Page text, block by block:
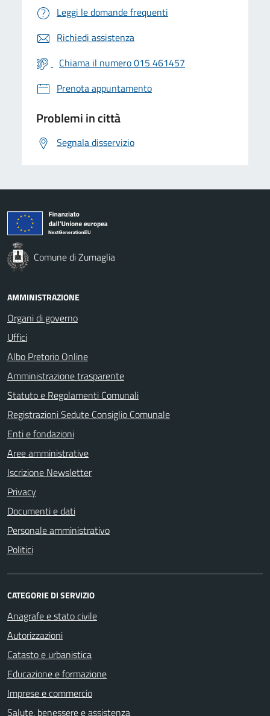
Leggi le domande frequenti
Richiedi assistenza
Chiama il numero 015 461457
Prenota appuntamento
Problemi in città
Segnala disservizio
Comune di Zumaglia
AMMINISTRAZIONE
Organi di governo
Uffici
Albo Pretorio Online
Amministrazione trasparente
Statuto e Regolamenti Comunali
Registrazioni Sedute Consiglio Comunale
Enti e fondazioni
Aree amministrative
Iscrizione Newsletter
Privacy
Documenti e dati
Personale amministrativo
Politici
CATEGORIE DI SERVIZIO
Anagrafe e stato civile
Autorizzazioni
Catasto e urbanistica
Educazione e formazione
Imprese e commercio
Salute, benessere e assistenza